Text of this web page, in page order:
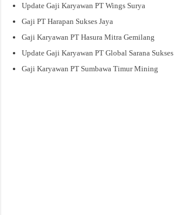
Update Gaji Karyawan PT Wings Surya
Gaji PT Harapan Sukses Jaya
Gaji Karyawan PT Hasura Mitra Gemilang
Update Gaji Karyawan PT Global Sarana Sukses
Gaji Karyawan PT Sumbawa Timur Mining